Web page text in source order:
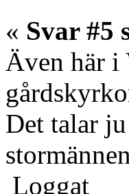
« Svar #5
Även här i
Det talar
Loggat